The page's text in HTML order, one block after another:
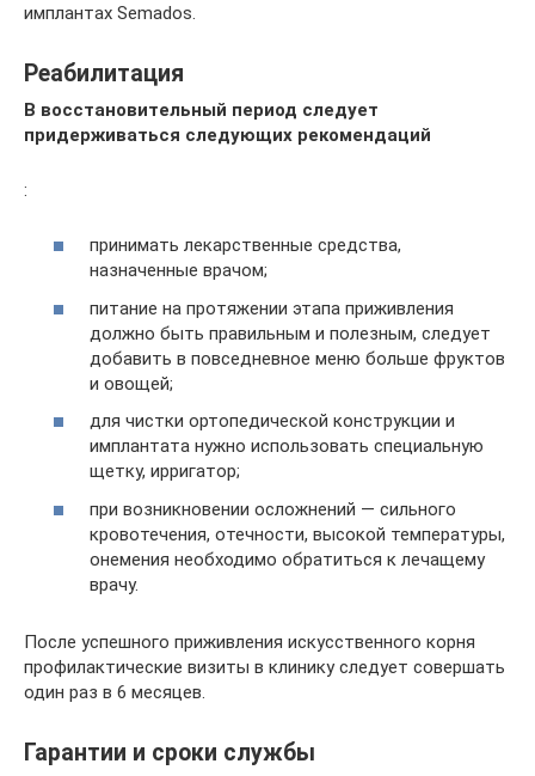
имплантах Semados.
Реабилитация
В восстановительный период следует
придерживаться следующих рекомендаций
:
принимать лекарственные средства,
назначенные врачом;
питание на протяжении этапа приживления
должно быть правильным и полезным, следует
добавить в повседневное меню больше фруктов
и овощей;
для чистки ортопедической конструкции и
имплантата нужно использовать специальную
щетку, ирригатор;
при возникновении осложнений — сильного
кровотечения, отечности, высокой температуры,
онемения необходимо обратиться к лечащему
врачу.
После успешного приживления искусственного корня
профилактические визиты в клинику следует совершать
один раз в 6 месяцев.
Гарантии и сроки службы